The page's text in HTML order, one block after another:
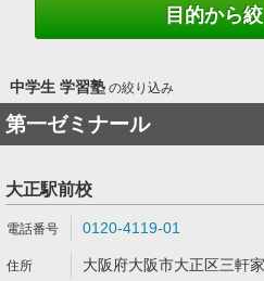
目的から
中学生 学習塾の絞り込み
第一ゼミナール
大正駅前校
0120-4119-01
大阪府大阪市大正区三軒